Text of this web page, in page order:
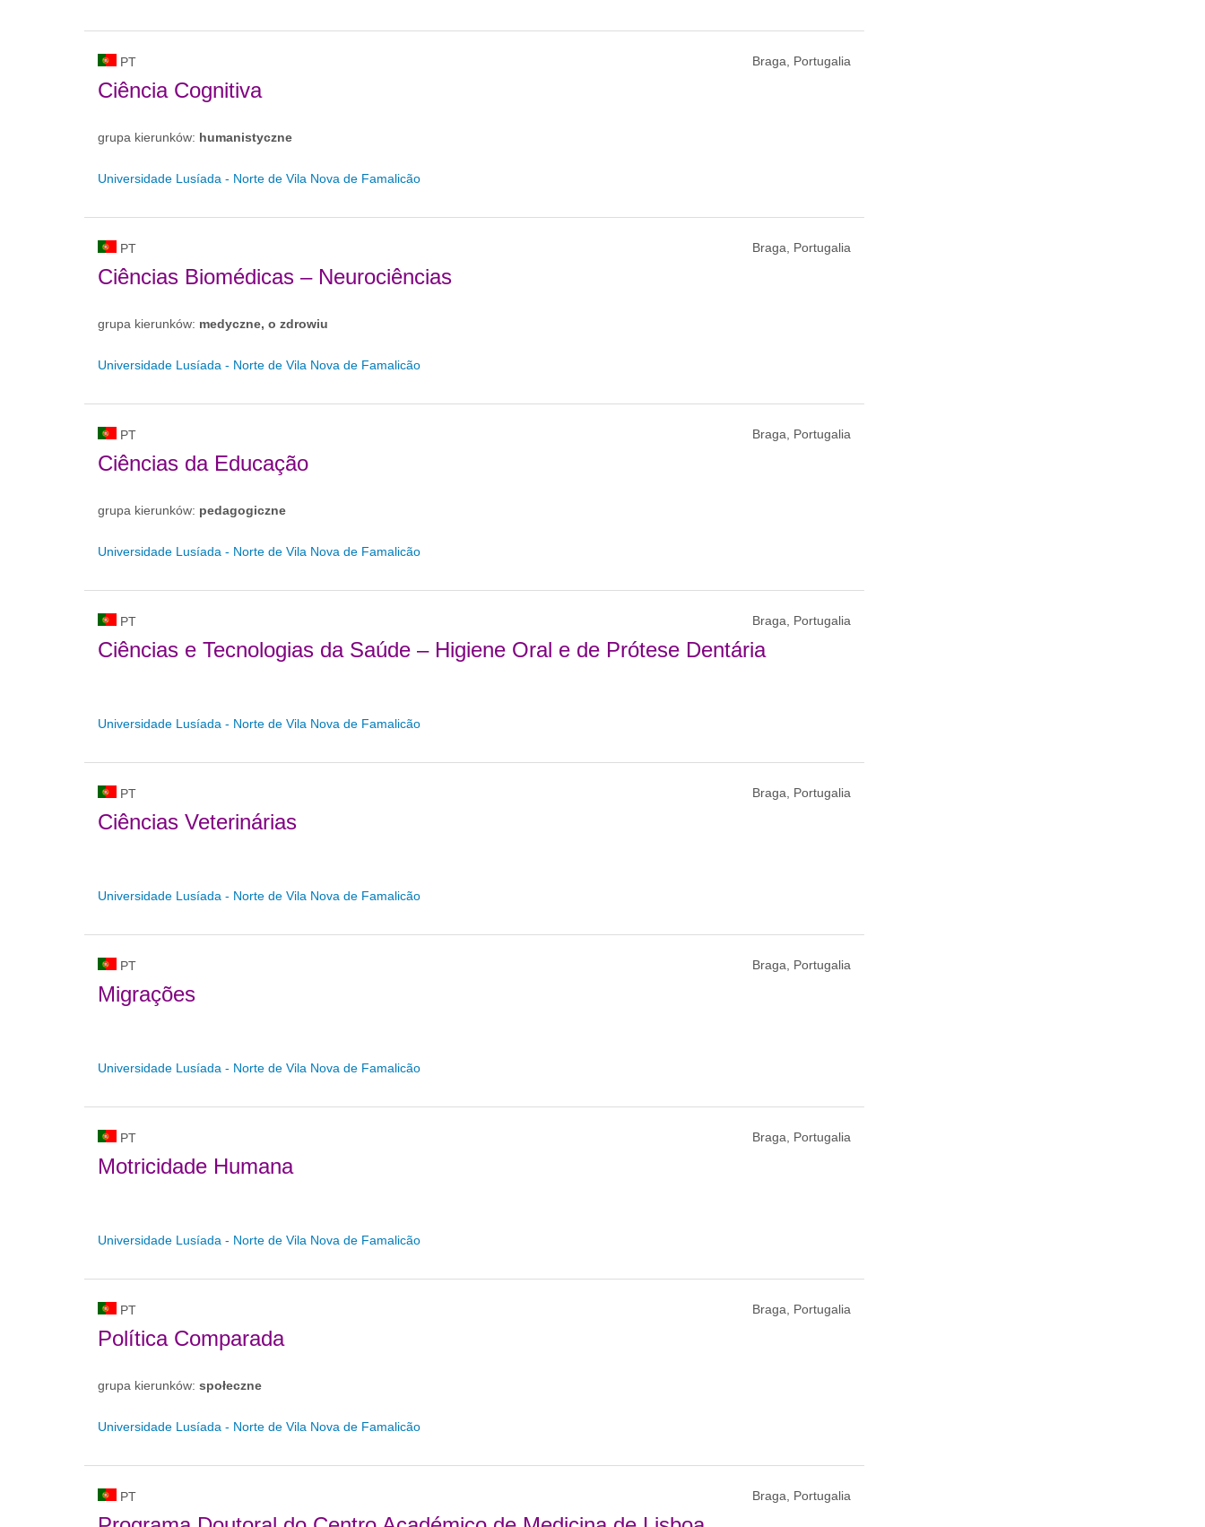
PT Braga, Portugalia
Ciência Cognitiva
grupa kierunków: humanistyczne
Universidade Lusíada - Norte de Vila Nova de Famalicão
PT Braga, Portugalia
Ciências Biomédicas – Neurociências
grupa kierunków: medyczne, o zdrowiu
Universidade Lusíada - Norte de Vila Nova de Famalicão
PT Braga, Portugalia
Ciências da Educação
grupa kierunków: pedagogiczne
Universidade Lusíada - Norte de Vila Nova de Famalicão
PT Braga, Portugalia
Ciências e Tecnologias da Saúde – Higiene Oral e de Prótese Dentária
Universidade Lusíada - Norte de Vila Nova de Famalicão
PT Braga, Portugalia
Ciências Veterinárias
Universidade Lusíada - Norte de Vila Nova de Famalicão
PT Braga, Portugalia
Migrações
Universidade Lusíada - Norte de Vila Nova de Famalicão
PT Braga, Portugalia
Motricidade Humana
Universidade Lusíada - Norte de Vila Nova de Famalicão
PT Braga, Portugalia
Política Comparada
grupa kierunków: społeczne
Universidade Lusíada - Norte de Vila Nova de Famalicão
PT Braga, Portugalia